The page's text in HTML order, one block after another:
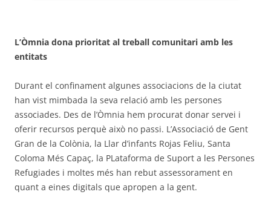
L’Òmnia dona prioritat al treball comunitari amb les
entitats
Durant el confinament algunes associacions de la ciutat
han vist mimbada la seva relació amb les persones
associades. Des de l’Òmnia hem procurat donar servei i
oferir recursos perquè això no passi. L’Associació de Gent
Gran de la Colònia, la Llar d’infants Rojas Feliu, Santa
Coloma Més Capaç, la PLataforma de Suport a les Persones
Refugiades i moltes més han rebut assessorament en
quant a eines digitals que apropen a la gent.